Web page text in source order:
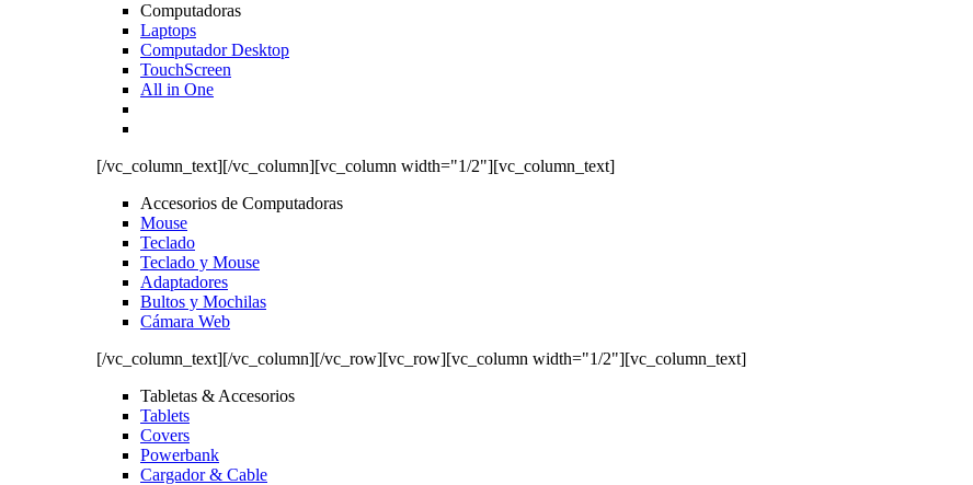
Computadoras
Laptops
Computador Desktop
TouchScreen
All in One
[/vc_column_text][/vc_column][vc_column width="1/2"][vc_column_text]
Accesorios de Computadoras
Mouse
Teclado
Teclado y Mouse
Adaptadores
Bultos y Mochilas
Cámara Web
[/vc_column_text][/vc_column][/vc_row][vc_row][vc_column width="1/2"][vc_column_text]
Tabletas & Accesorios
Tablets
Covers
Powerbank
Cargador & Cable